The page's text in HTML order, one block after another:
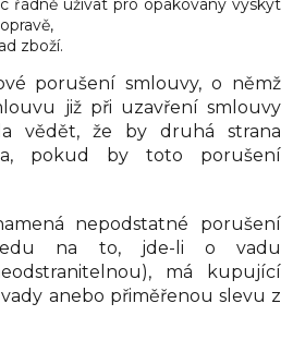
řádně užívat pro opakovaný výskyt
zboží.
porušení smlouvy, o němž
již při uzavření smlouvy
vědět, že by druhá strana
pokud by toto porušení
nepodstatné porušení
na to, jde-li o vadu
má kupující
anebo přiměřenou slevu z